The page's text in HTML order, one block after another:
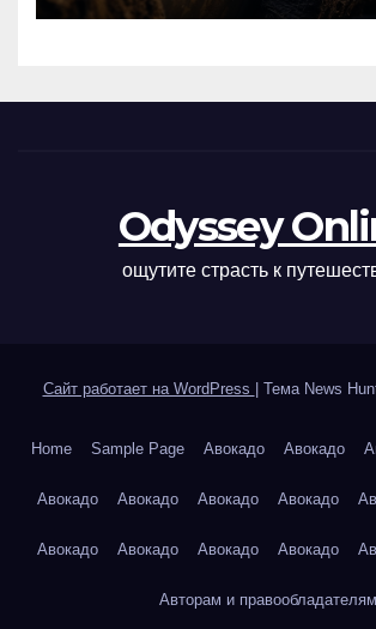
Odyssey
ощутите страсть к
Сайт работает на WordPress Тема News
Home Sample Page Авокадо Авокадо
Авокадо Авокадо Авокадо Авокадо
Авокадо Авокадо Авокадо Авокадо
Авторам и правообладателям